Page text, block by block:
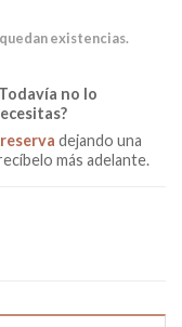
existencias.
no lo
dejando una
más adelante.